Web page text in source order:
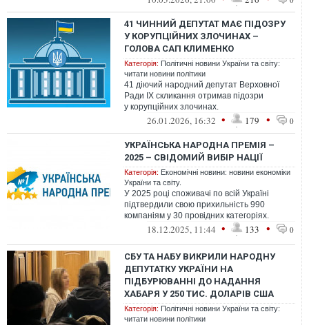
41 ЧИННИЙ ДЕПУТАТ МАЄ ПІДОЗРУ
У КОРУПЦІЙНИХ ЗЛОЧИНАХ –
ГОЛОВА САП КЛИМЕНКО
Категорія: Політичні новини України та світу:
читати новини політики
41 діючий народний депутат Верховної
Ради IX скликання отримав підозри
у корупційних злочинах.
26.01.2026, 16:32 • 179 • 0
УКРАЇНСЬКА НАРОДНА ПРЕМІЯ –
2025 – СВІДОМИЙ ВИБІР НАЦІЇ
Категорія: Економічні новини: новини економіки
України та світу.
У 2025 році споживачі по всій Україні
підтвердили свою прихильність 990
компаніям у 30 провідних категоріях.
18.12.2025, 11:44 • 133 • 0
СБУ ТА НАБУ ВИКРИЛИ НАРОДНУ
ДЕПУТАТКУ УКРАЇНИ НА
ПІДБУРЮВАННІ ДО НАДАННЯ
ХАБАРЯ У 250 ТИС. ДОЛАРІВ США
Категорія: Політичні новини України та світу:
читати новини політики